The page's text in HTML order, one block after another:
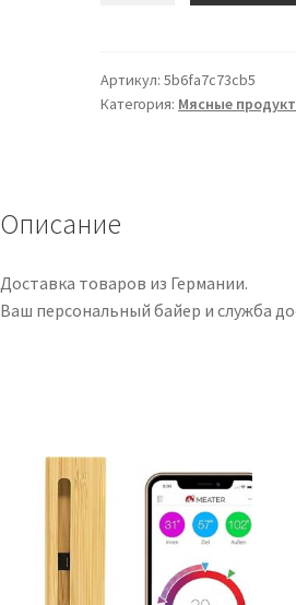
Athlete,
Revised
Plant-
and
Training
Level―Beginner
[Includes
Артикул:5b6fa7c73cb5
Категория: Мясные
Описание
Доставка товаров из Германии.
Ваш персональный байер и служба